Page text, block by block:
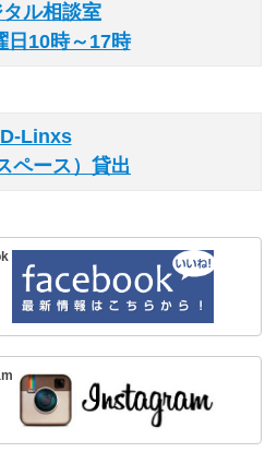
ル相談室
日10時～17時
D-Linxs
ペース）貸出